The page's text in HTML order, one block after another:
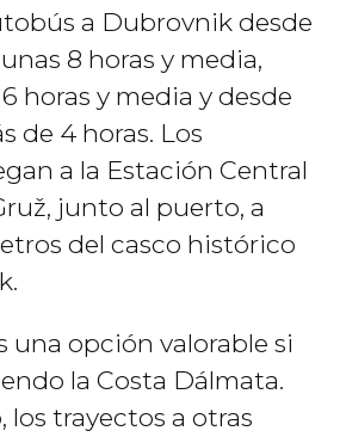
a Dubrovnik desde
8 horas y media,
horas y media y desde
de 4 horas. Los
a la Estación Central
junto al puerto, a
del casco histórico
una opción valorable si
la Costa Dálmata.
los trayectos a otras